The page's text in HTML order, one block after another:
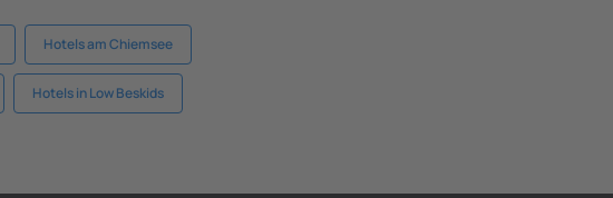
Hotels am Chiemsee
Hotels in Low Beskids